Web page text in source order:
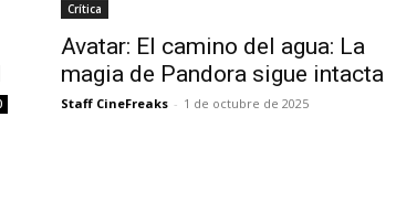
Crítica
Avatar: El camino del agua: La
magia de Pandora sigue intacta
Staff CineFreaks - 1 de octubre de 2025